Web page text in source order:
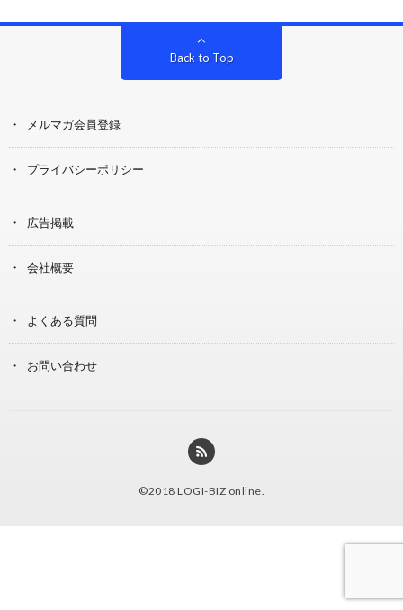
Back to Top
メルマガ会員登録
プライバシーポリシー
広告掲載
会社概要
よくある質問
お問い合わせ
©2018 LOGI-BIZ online